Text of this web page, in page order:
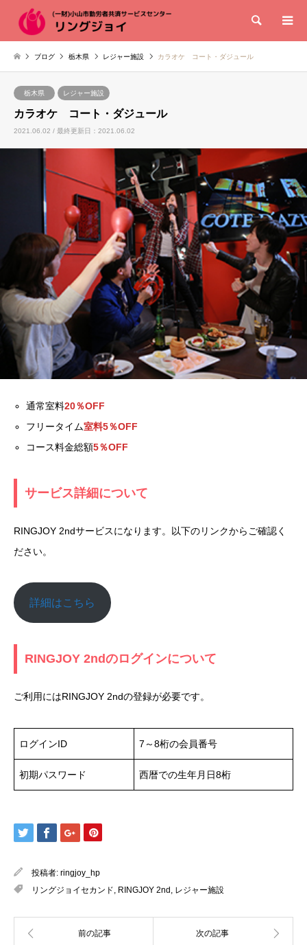
検索
ブログ 栃木県 レジャー施設 カラオケ コート・ダジュール
栃木県 レジャー施設
カラオケ コート・ダジュール
2021.06.02 / 最終更新日：2021.06.02
通常室料20％OFF
フリータイム室料5％OFF
コース料金総額5％OFF
サービス詳細について
RINGJOY 2ndサービスになります。以下のリンクからご確認く
ださい。
詳細はこちら
RINGJOY 2ndのログインについて
ご利用にはRINGJOY 2ndの登録が必要です。
ログインID 7～8桁の会員番号
初期パスワード 西暦での生年月日8桁
投稿者: ringjoy_hp
リングジョイセカンド, RINGJOY 2nd , レジャー施設